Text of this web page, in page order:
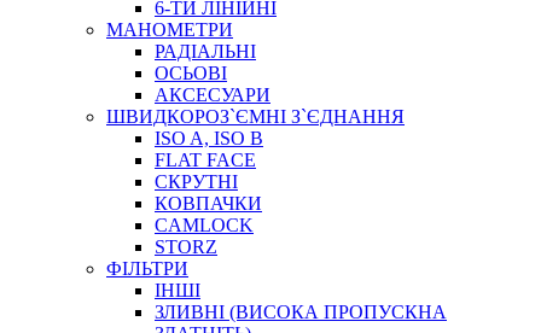
АВТОХІМІЯ
ДОМКРАТИ
НАБОРИ ЗАПОБІЖНИКІВ, КЛЕМ, АКСЕСУАРІВ
НАСОСИ, КОМПРЕСОРИ, МАНОМЕТРИ
ПАСТА, АНТИСЕПТИК
ІНСТРУМЕНТ
6-ТИ ЛІНІЙНІ
МАНОМЕТРИ
РАДІАЛЬНІ
ОСЬОВІ
АКСЕСУАРИ
ШВИДКОРОЗ`ЄМНІ З`ЄДНАННЯ
ISO A, ISO B
FLAT FACE
СКРУТНІ
КОВПАЧКИ
CAMLOCK
STORZ
ФІЛЬТРИ
ІНШІ
ЗЛИВНІ (ВИСОКА ПРОПУСКНА